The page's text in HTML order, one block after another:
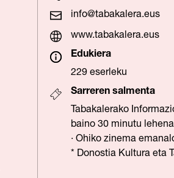
info@tabakalera.eus
www.tabakalera.eus
Edukiera
229 eserleku
Sarreren salmenta
Tabakalerako
baino 30 minutu
· Ohiko zinema
* Donostia Kultura eta